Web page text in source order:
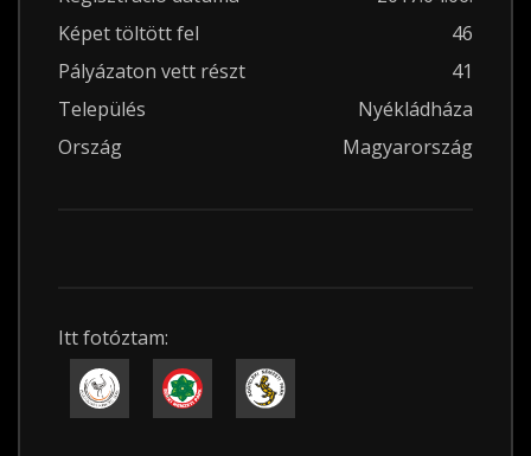
Képet töltött fel
46
Pályázaton vett részt
41
Település
Nyékládháza
Ország
Magyarország
Itt fotóztam: